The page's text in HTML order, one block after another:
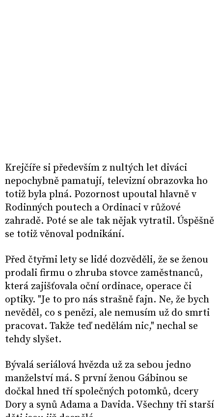
Krejčíře si především z nultých let diváci
nepochybně pamatují, televizní obrazovka ho
totiž byla plná. Pozornost upoutal hlavně v
Rodinných poutech a Ordinaci v růžové
zahradě. Poté se ale tak nějak vytratil. Úspěšně
se totiž věnoval podnikání.
Před čtyřmi lety se lidé dozvěděli, že se ženou
prodali firmu o zhruba stovce zaměstnanců,
která zajišťovala oční ordinace, operace či
optiky. "Je to pro nás strašně fajn. Ne, že bych
nevěděl, co s penězi, ale nemusím už do smrti
pracovat. Takže teď nedělám nic," nechal se
tehdy slyšet.
Bývalá seriálová hvězda už za sebou jedno
manželství má. S první ženou Gábinou se
dočkal hned tří společných potomků, dcery
Dory a synů Adama a Davida. Všechny tři starší